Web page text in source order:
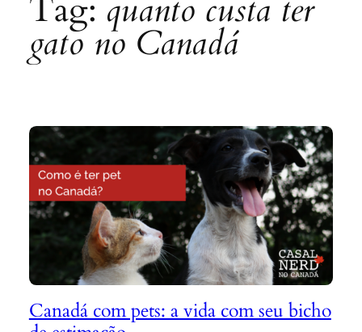
Tag: quanto custa ter
gato no Canadá
Canadá com pets: a vida com seu bicho